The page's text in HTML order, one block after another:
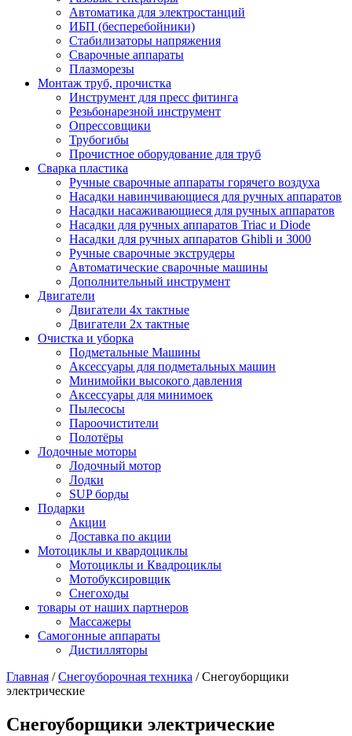
Автоматика для электростанций
ИБП (бесперебойники)
Стабилизаторы напряжения
Сварочные аппараты
Плазморезы
Монтаж труб, прочистка
Инструмент для пресс фитинга
Резьбонарезной инструмент
Опрессовщики
Трубогибы
Прочистное оборудование для труб
Сварка пластика
Ручные сварочные аппараты горячего воздуха
Насадки навинчивающиеся для ручных аппаратов
Насадки насаживающиеся для ручных аппаратов
Насадки для ручных аппаратов Triac и Diode
Насадки для ручных аппаратов Ghibli и 3000
Ручные сварочные экструдеры
Автоматические сварочные машины
Дополнительный инструмент
Двигатели
Двигатели 4х тактные
Двигатели 2х тактные
Очистка и уборка
Подметальные Машины
Аксессуары для подметальных машин
Минимойки высокого давления
Аксессуары для минимоек
Пылесосы
Пароочистители
Полотёры
Лодочные моторы
Лодочный мотор
Лодки
SUP борды
Подарки
Акции
Доставка по акции
Мотоциклы и квардоциклы
Мотоциклы и Квадроциклы
Мотобуксировщик
Снегоходы
товары от наших партнеров
Массажеры
Самогонные аппараты
Дистилляторы
Главная /Снегоуборочная техника /Снегоуборщики
электрические
Снегоуборщики электрические